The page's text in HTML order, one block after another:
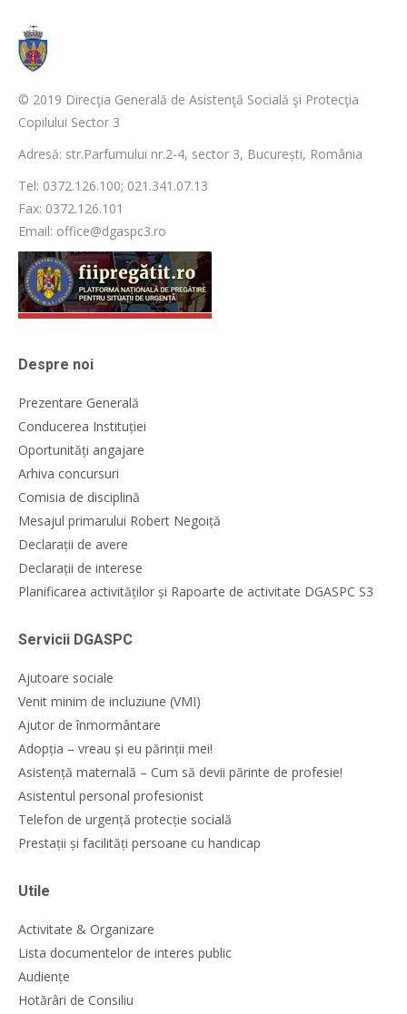
© 2019 Direcţia Generală de Asistenţă Socială şi Protecţia
Copilului Sector 3
Adresă: str.Parfumului nr.2-4, sector 3, București, România
Tel: 0372.126.100; 021.341.07.13
Fax: 0372.126.101
Email: office@dgaspc3.ro
Despre noi
Prezentare Generală
Conducerea Instituției
Oportunități angajare
Arhiva concursuri
Comisia de disciplină
Mesajul primarului Robert Negoiță
Declarații de avere
Declarații de interese
Planificarea activităților și Rapoarte de activitate DGASPC S3
Servicii DGASPC
Ajutoare sociale
Venit minim de incluziune (VMI)
Ajutor de înmormântare
Adopția – vreau și eu părinții mei!
Asistență maternală – Cum să devii părinte de profesie!
Asistentul personal profesionist
Telefon de urgență protecție socială
Prestații și facilități persoane cu handicap
Utile
Activitate & Organizare
Lista documentelor de interes public
Audiențe
Hotărâri de Consiliu